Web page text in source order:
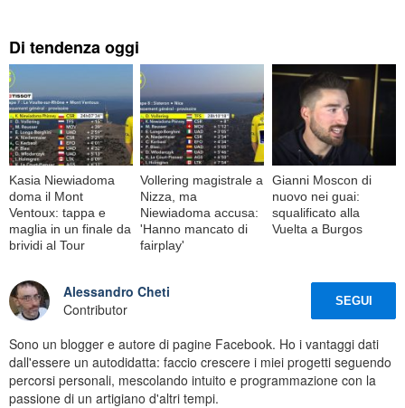
Di tendenza oggi
Kasia Niewiadoma
doma il Mont
Ventoux: tappa e
maglia in un finale da
brividi al Tour
Vollering magistrale a
Nizza, ma
Niewiadoma accusa:
'Hanno mancato di
fairplay'
Gianni Moscon di
nuovo nei guai:
squalificato alla
Vuelta a Burgos
Alessandro Cheti
Contributor
SEGUI
Sono un blogger e autore di pagine Facebook. Ho i vantaggi dati
dall'essere un autodidatta: faccio crescere i miei progetti seguendo
percorsi personali, mescolando intuito e programmazione con la
passione di un artigiano d'altri tempi.